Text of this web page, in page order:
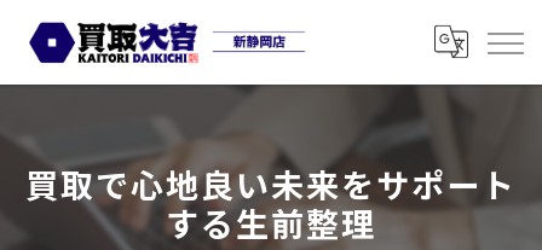
買取で心地良い未来をサポート
する生前整理